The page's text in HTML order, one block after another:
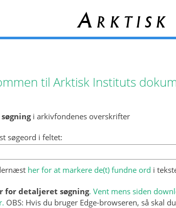
til Arktisk Instituts
i arkivfondenes overskrifter
søgeord i feltet:
her for at markere de(t) fundne ord i
for detaljeret søgning. Vent mens siden
OBS: Hvis du bruger Edge-browseren, så skal